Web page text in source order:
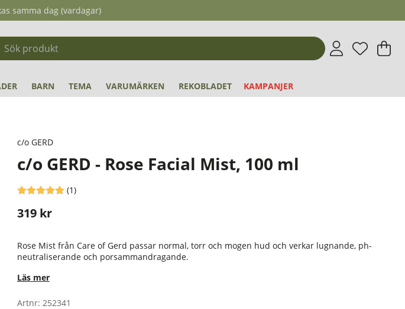
samma dag (vardagar)
Antal i
. .
BARN TEMA VARUMÄRKEN REKOBLADET KAMPANJER
c/o GERD
c/o GERD - Rose Facial Mist, 100 ml
Medelbetyg 5 av 5 Antal betyg 1
(1)
319 kr
Rose Mist från Care of Gerd passar normal, torr och mogen hud och verkar lugnande, ph-
neutraliserande och porsammandragande.
Läs mer
Artnr: 252341